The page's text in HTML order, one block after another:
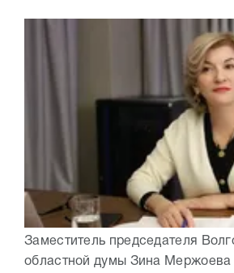
Заместитель председателя
областной думы Зина Мержоева